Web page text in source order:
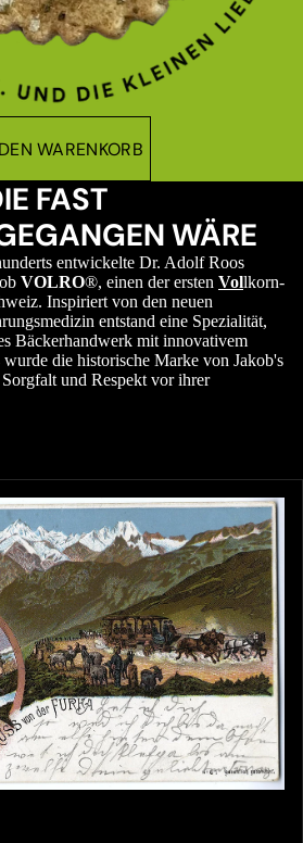
WARENKORB
FAST
WÄRE
entwickelte Dr. Adolf Roos
VOLRO®, einen der ersten Vollkorn-
Inspiriert von den neuen
entstand eine Spezialität,
Bäckerhandwerk mit innovativem
die historische Marke von Jakob's
und Respekt vor ihrer